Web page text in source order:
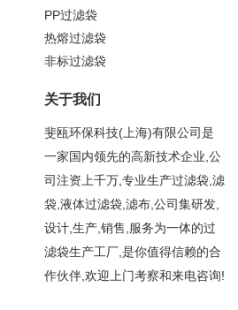
PP过滤袋
热熔过滤袋
非标过滤袋
关于我们
斐瓯环保科技(上海)有限公司是
一家国内领先的高新技术企业,公
司注资上千万,专业生产过滤袋,滤
袋,液体过滤袋,滤布,公司集研发,
设计,生产,销售,服务为一体的过
滤袋生产工厂,是你值得信赖的合
作伙伴,欢迎上门考察和来电咨询!